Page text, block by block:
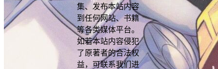
集、发布本站内容
到任何网站、书籍
等各类媒体平台。
如若本站内容侵犯
了原著者的合法权
益，可联系我们进